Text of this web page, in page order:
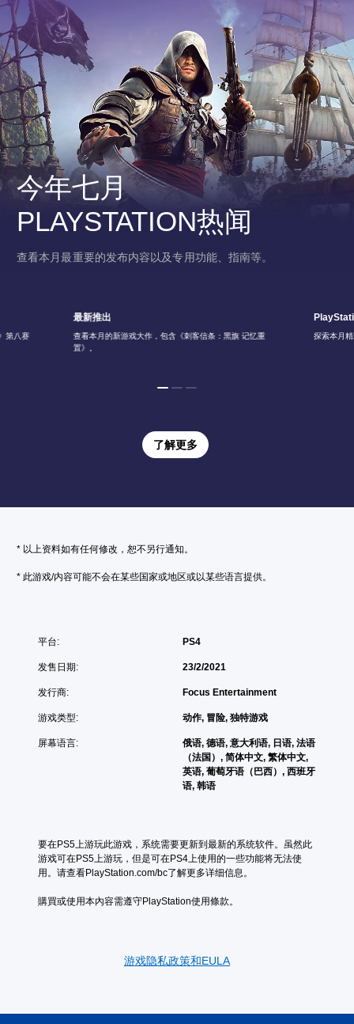
今年七月
PLAYSTATION热闻
查看本月最重要的发布内容以及专用功能、指南等。
最新推出
查看本月的新游戏大作，包含《刺客信条：黑旗 记忆重
置》。
探索本月
第八赛
了解更多
* 以上资料如有任何修改，恕不另行通知。
* 此游戏/内容可能不会在某些国家或地区或以某些语言提供。
平台: PS4
发售日期: 23/2/2021
发行商: Focus Entertainment
游戏类型: 动作, 冒险, 独特游戏
屏幕语言:
俄语, 德语, 意大利语, 日语, 法语
（法国）, 简体中文, 繁体中文,
英语, 葡萄牙语（巴西）, 西班牙
语, 韩语
要在PS5上游玩此游戏，系统需要更新到最新的系统软件。虽然此
游戏可在PS5上游玩，但是可在PS4上使用的一些功能将无法使
用。请查看PlayStation.com/bc了解更多详细信息。
購買或使用本內容需遵守PlayStation使用條款。
游戏隐私政策和EULA